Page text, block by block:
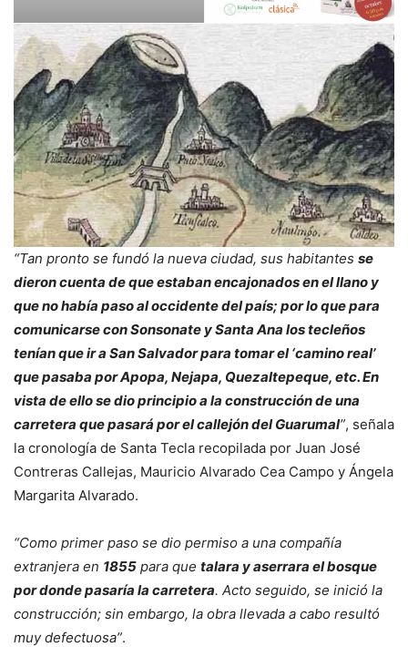
“Tan pronto se fundó la nueva ciudad, sus habitantes se
dieron cuenta de que estaban encajonados en el llano y
que no había paso al occidente del país; por lo que para
comunicarse con Sonsonate y Santa Ana los tecleños
tenían que ir a San Salvador para tomar el ‘camino real’
que pasaba por Apopa, Nejapa, Quezaltepeque, etc. En
vista de ello se dio principio a la construcción de una
carretera que pasará por el callejón del Guarumal”, señala
la cronología de Santa Tecla recopilada por Juan José
Contreras Callejas, Mauricio Alvarado Cea Campo y Ángela
Margarita Alvarado.
“Como primer paso se dio permiso a una compañía
extranjera en 1855 para que talara y aserrara el bosque
por donde pasaría la carretera. Acto seguido, se inició la
construcción; sin embargo, la obra llevada a cabo resultó
muy defectuosa”.